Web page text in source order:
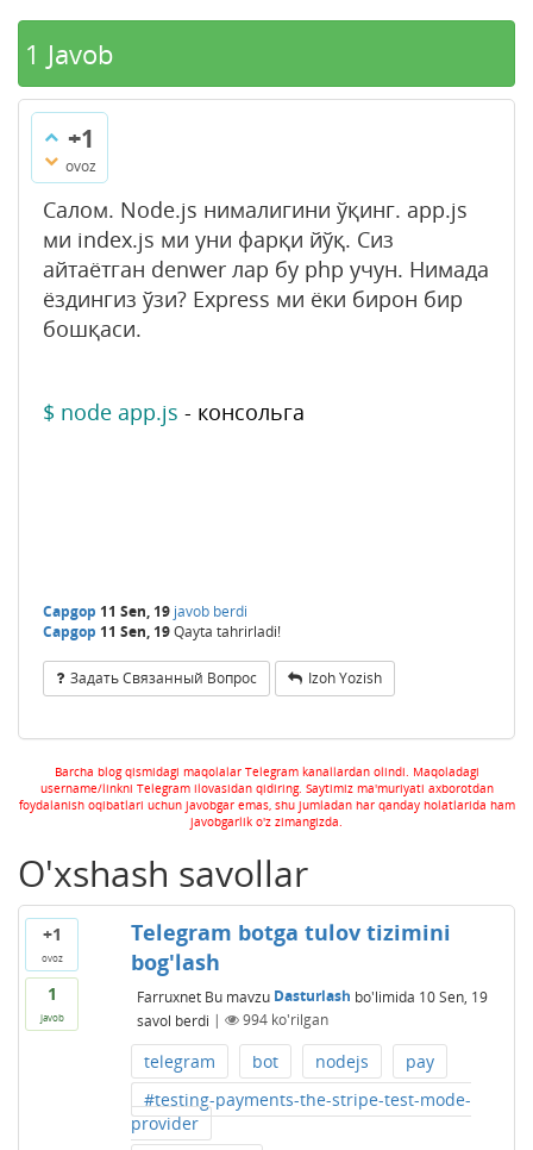
1 Javob
+1
ovoz
Салом. Node.js нималигини ўқинг. app.js
ми index.js ми уни фарқи йўқ. Сиз
айтаётган denwer лар бу php учун. Нимада
ёздингиз ўзи? Express ми ёки бирон бир
бошқаси.
$ node app.js - консольга
Capgop 11 Sen, 19 javob berdi
Capgop 11 Sen, 19Qayta tahrirladi!
Задать Связанный Вопрос Izoh Yozish
Barcha blog qismidagi maqolalar Telegram kanallardan olindi. Maqoladagi
username/linkni Telegram ilovasidan qidiring. Saytimiz ma'muriyati axborotdan
foydalanish oqibatlari uchun javobgar emas, shu jumladan har qanday holatlarida ham
javobgarlik o'z zimangizda.
O'xshash savollar
+1
ovoz
1
javob
Telegram botga tulov tizimini
bog'lash
Farruxnet Bu mavzu Dasturlash bo'limida 10 Sen, 19
savol berdi | 994ko'rilgan
telegram bot nodejs
pay
#testing-payments-the-stripe-test-mode-
provider